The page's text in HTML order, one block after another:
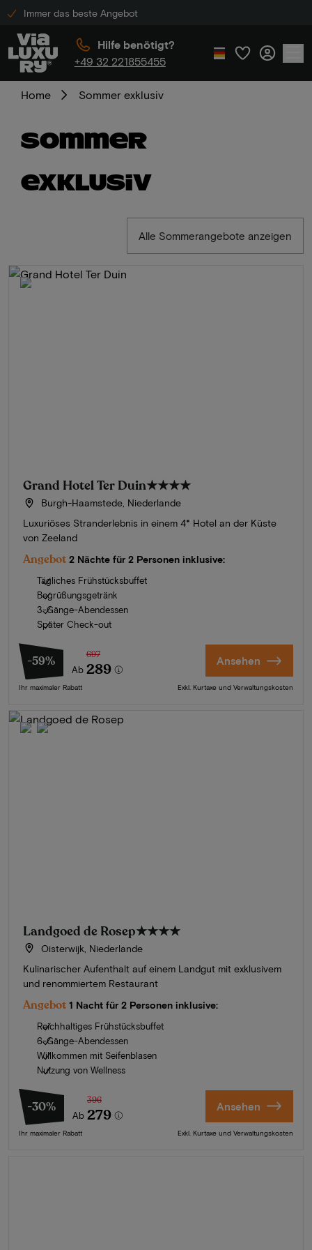
Immer das beste Angebot
Hilfe benötigt?
+49 32 221855455
Home Sommer exklusiv
Sommer
exklusiv
Alle Sommerangebote anzeigen
Grand Hotel Ter Duin★★★★
Burgh-Haamstede, Niederlande
Luxuriöses Stranderlebnis in einem 4* Hotel an der Küste
von Zeeland
Angebot 2 Nächte für 2 Personen inklusive:
Tägliches Frühstücksbuffet
Begrüßungsgetränk
3-Gänge-Abendessen
Später Check-out
-59%
Ab
697
289
Ihr maximaler Rabatt
Ansehen
Exkl. Kurtaxe und Verwaltungskosten
Landgoed de Rosep★★★★
Oisterwijk, Niederlande
Kulinarischer Aufenthalt auf einem Landgut mit exklusivem
und renommiertem Restaurant
Angebot 1 Nacht für 2 Personen inklusive:
Reichhaltiges Frühstücksbuffet
6-Gänge-Abendessen
Willkommen mit Seifenblasen
Nutzung von Wellness
-30%
Ab
396
279
Ihr maximaler Rabatt
Ansehen
Exkl. Kurtaxe und Verwaltungskosten